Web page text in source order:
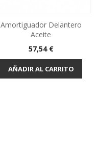
Amortiguador Delantero
Aceite
Precio
57,54 €
AÑADIR AL CARRITO